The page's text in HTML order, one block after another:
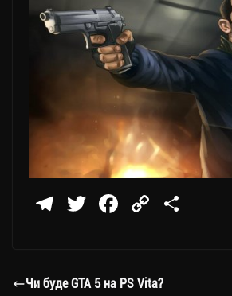
Te
a
T
er
Fa
ok
C
Li
Чи буде GTA 5 на PS Vita?